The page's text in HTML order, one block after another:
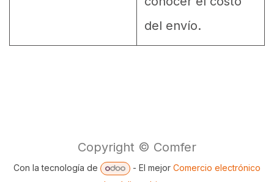
del envío.
Copyright © Comfer
Con la tecnología de - El mejor Comercio electrónico